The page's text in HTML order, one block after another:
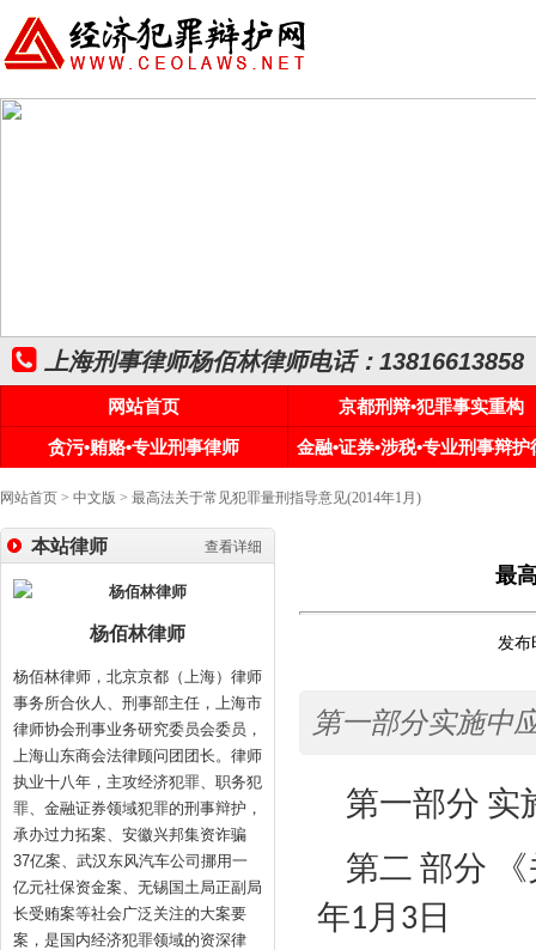
上海刑事律师杨佰林律师电话：13816613858
网站首页
京都刑辩•犯罪事实重构
贪污•贿赂•专业刑事律师
金融•证券•涉税•专业刑事辩护
网站首页 > 中文版 > 最高法关于常见犯罪量刑指导意见(2014年1月)
查看详细
本站律师
杨佰林律师
杨佰林律师，北京京都（上海）律师
事务所合伙人、刑事部主任，上海市
律师协会刑事业务研究委员会委员，
上海山东商会法律顾问团团长。律师
执业十八年，主攻经济犯罪、职务犯
罪、金融证券领域犯罪的刑事辩护，
承办过力拓案、安徽兴邦集资诈骗
37亿案、武汉东风汽车公司挪用一
亿元社保资金案、无锡国土局正副局
长受贿案等社会广泛关注的大案要
案，是国内经济犯罪领域的资深律
最
发
第一部分实施中
第一部分 实
第二 部分
年1月 3 日